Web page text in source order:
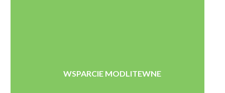
WSPARCIE MODLITEWNE